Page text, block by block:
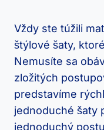
Vždy ste⁢ túžili
štýlové šaty,
Nemusíte sa
zložitých
predstavíme⁣
jednoduché šaty
⁢jednoduchý